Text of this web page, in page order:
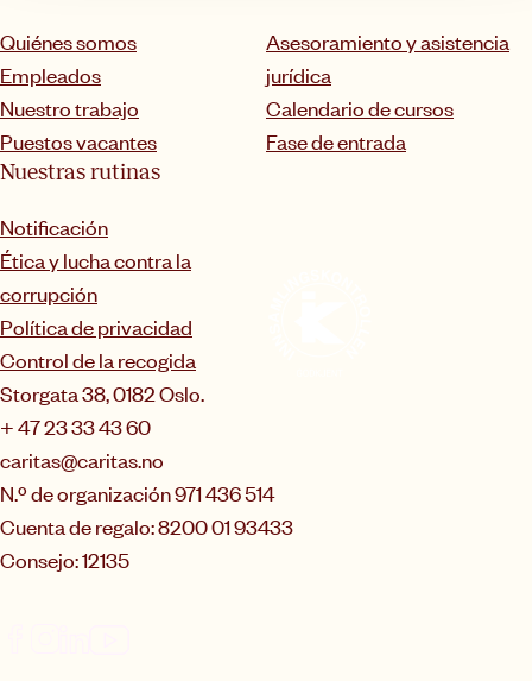
Quiénes somos
Empleados
Nuestro trabajo
Puestos vacantes
Asesoramiento y asistencia
jurídica
Calendario de cursos
Fase de entrada
Nuestras rutinas
Notificación
Ética y lucha contra la
corrupción
Política de privacidad
Control de la recogida
Storgata 38, 0182 Oslo.
+ 47 23 33 43 60
caritas@caritas.no
N.º de organización 971 436 514
Cuenta de regalo: 8200 01 93433
Consejo: 12135